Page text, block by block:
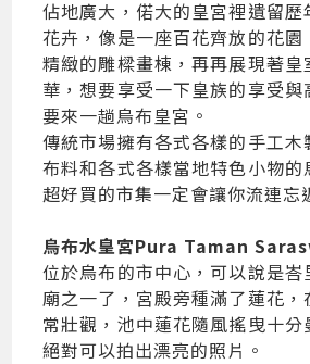
佔地廣大，偌大的皇宮裡遺留歷
花卉，像是一座百花齊放的花園
精緻的雕樑畫棟，再再展現著
華，想要享受一下皇族的享受與
要來一趟烏布皇宮。
傳統市場擁有各式各樣的手工
布料和各式各樣當地特色小物的
超好買的市集一定會讓你流連忘
烏布水皇宮Pura Taman
位於烏布的市中心，可以說是峇
廟之一了，宮殿旁種滿了蓮花，
常壯觀，池中蓮花隨風搖曳十
絕對可以拍出漂亮的照片。